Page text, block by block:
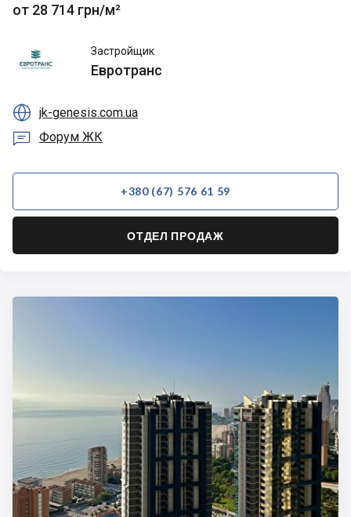
от 28 714 грн/м²
Застройщик
Евротранс
 jk-genesis.com.ua
 Форум ЖК
+380 (67) 576 61 59
ОТДЕЛ ПРОДАЖ